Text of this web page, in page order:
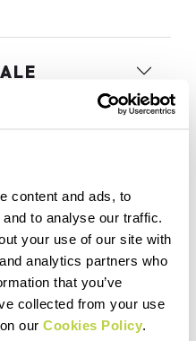
content and ads, to
to analyse our traffic.
your use of our site with
analytics partners who
that you’ve
collected from your use
our Cookies Policy